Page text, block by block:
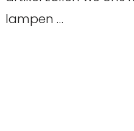
lampen …